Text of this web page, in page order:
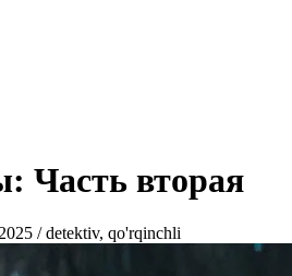
Часть вторая
/ detektiv, qo'rqinchli